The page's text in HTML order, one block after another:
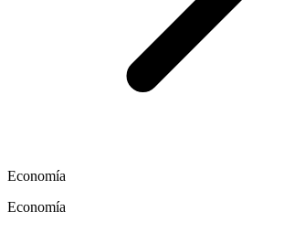
Economía
Economía